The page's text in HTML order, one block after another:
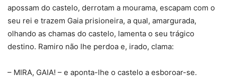
apossam do castelo, derrotam a mourama, escapam com o
seu rei e trazem Gaia prisioneira, a qual, amargurada,
olhando as chamas do castelo, lamenta o seu trágico
destino. Ramiro não lhe perdoa e, irado, clama:
– MIRA, GAIA! – e aponta-lhe o castelo a esboroar-se.